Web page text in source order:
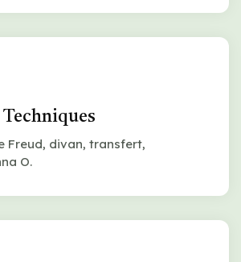
Freud, divan, transfert,
O.